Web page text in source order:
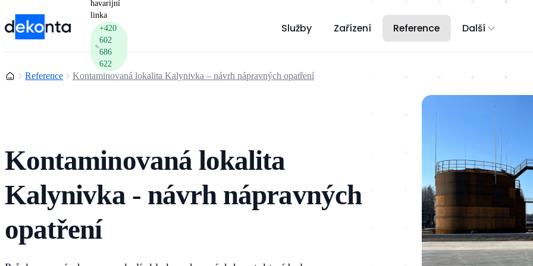
havarijní
linka
+420
602
686
622
Služby Zařízení Reference Další
DomůReference Kontaminovaná lokalita Kalynivka – návrh nápravných opatření
Kontaminovaná lokalita
Kalynivka - návrh nápravných
opatření